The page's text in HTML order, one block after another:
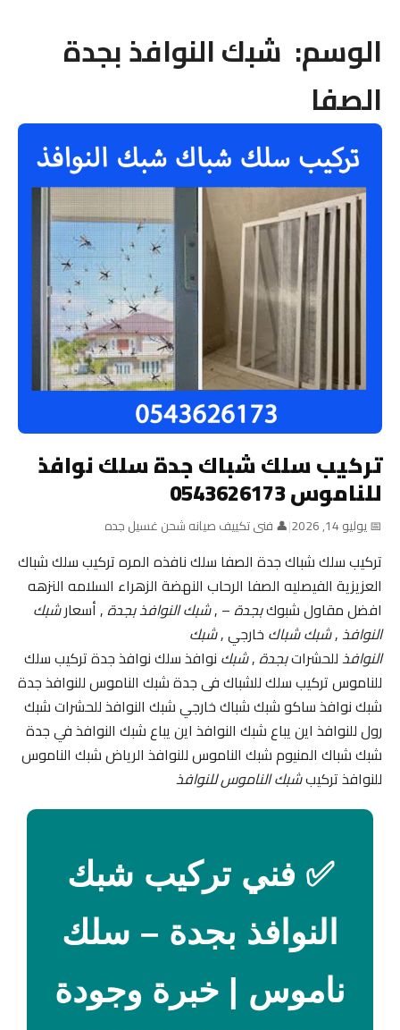
الوسم: شبك النوافذ بجدة
الصفا
تركيب سلك شباك جدة سلك نوافذ
للناموس 0543626173
📅 يوليو 14, 2026 |👤 فنى تكييف صيانه شحن غسيل جده
تركيب سلك شباك جدة الصفا سلك نافذه المره تركيب سلك شباك
العزيزية الفيصليه الصفا الرحاب النهضة الزهراء السلامه النزهه
افضل مقاول شبوكبجدة– ,شبك النوافذ بجدة, أسعارشبك
النوافذ,شبك شباك خارجي ,شبك
النوافذللحشراتبجدة,شبك نوافذ سلك نوافذ جدة تركيب سلك
للناموس تركيب سلك للشباك فى جدة شبك الناموس للنوافذ جدة
شبك نوافذ ساكو شبك شباك خارجي شبك النوافذ للحشرات شبك
رول للنوافذ اين يباع شبك النوافذ اين يباع شبك النوافذ في جدة
شبك شباك المنيوم شبك الناموس للنوافذ الرياض شبك الناموس
للنوافذ تركيبشبك الناموس للنوافذ
✅ فني تركيب شبك
النوافذ بجدة – سلك
ناموس | خبرة وجودة